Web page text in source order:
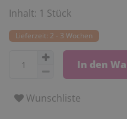
Inhalt: 1 Stück
Lieferzeit: 2 - 3 Wochen
In den
Wunschliste